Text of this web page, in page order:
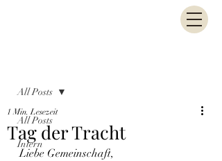
All Posts
Intern
All Posts
Tag der Tracht
1 Min. Lesezeit
Liebe Gemeinschaft,